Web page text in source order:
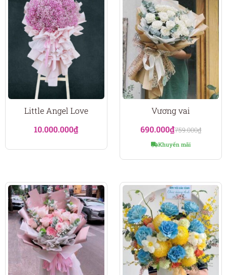
Little Angel Love
10.000.000₫
Vương vai
690.000₫759.000₫
Khuyến mãi